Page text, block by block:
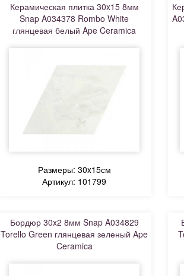
Керамическая плитка 30x15 8мм
Snap A034378 Rombo White
глянцевая белый Ape Ceramica
Размеры: 30x15см
Артикул: 101799
Бордюр 30x2 8мм Snap A034829
Torello Green глянцевая зеленый Ape
Ceramica